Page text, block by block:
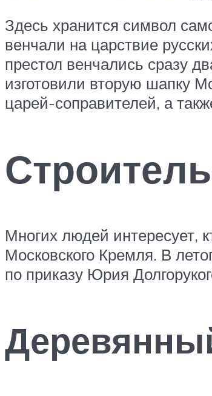
Здесь хранится символ
венчали на царствие
престол венчались сразу
изготовили вторую шапку
царей-соправителей, а
Многих людей интересует,
Московского Кремля. В
по приказу Юрия